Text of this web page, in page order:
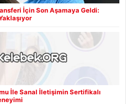
İçin Son Aşamaya Geldi:
İle Sanal İletişimin Sertifikalı